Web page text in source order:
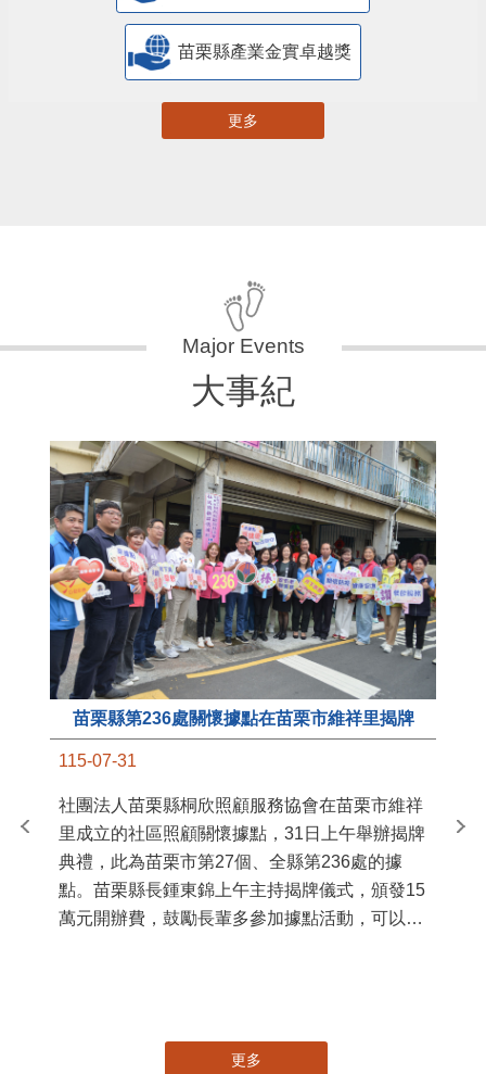
苗栗縣產業金實卓越獎
更多
大事紀
苗栗縣第236處關懷據點在苗栗市維祥里揭牌
115-07-31
社團法人苗栗縣桐欣照顧服務協會在苗栗市維祥
里成立的社區照顧關懷據點，31日上午舉辦揭牌
典禮，此為苗栗市第27個、全縣第236處的據
點。苗栗縣長鍾東錦上午主持揭牌儀式，頒發15
萬元開辦費，鼓勵長輩多參加據點活動，可以更
苗
更多